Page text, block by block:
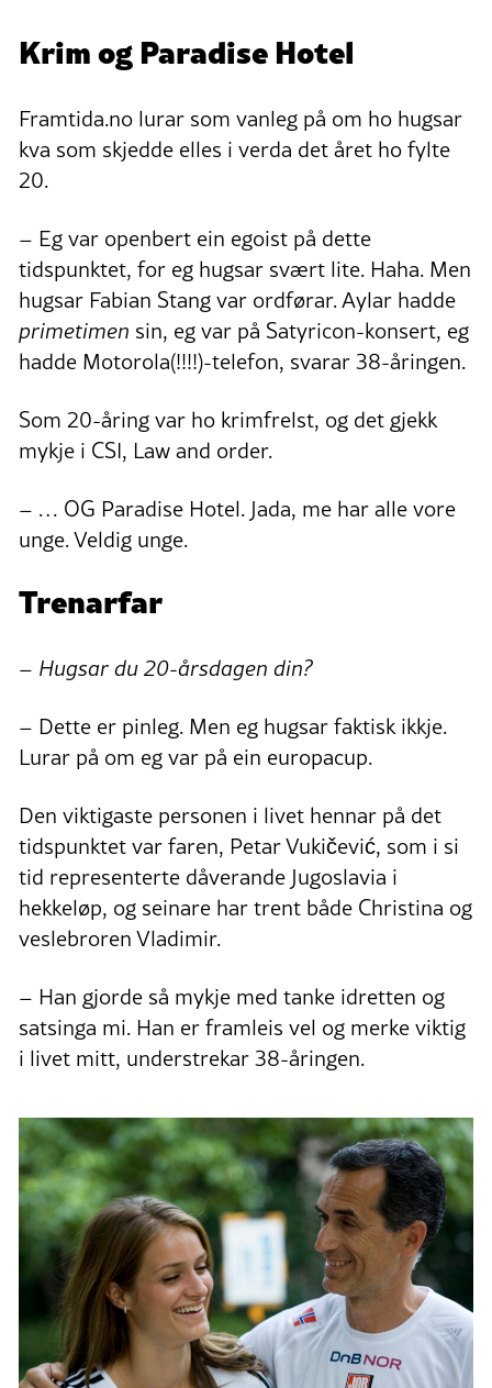
Krim og Paradise Hotel
Framtida.no lurar som vanleg på om ho hugsar
kva som skjedde elles i verda det året ho fylte
20.
– Eg var openbert ein egoist på dette
tidspunktet, for eg hugsar svært lite. Haha. Men
hugsar Fabian Stang var ordførar. Aylar hadde
primetimen sin, eg var på Satyricon-konsert, eg
hadde Motorola(!!!!)-telefon, svarar 38-åringen.
Som 20-åring var ho krimfrelst, og det gjekk
mykje i CSI, Law and order.
– … OG Paradise Hotel. Jada, me har alle vore
unge. Veldig unge.
Trenarfar
– Hugsar du 20-årsdagen din?
– Dette er pinleg. Men eg hugsar faktisk ikkje.
Lurar på om eg var på ein europacup.
Den viktigaste personen i livet hennar på det
tidspunktet var faren, Petar Vukičević, som i si
tid representerte dåverande Jugoslavia i
hekkeløp, og seinare har trent både Christina og
veslebroren Vladimir.
– Han gjorde så mykje med tanke idretten og
satsinga mi. Han er framleis vel og merke viktig
i livet mitt, understrekar 38-åringen.